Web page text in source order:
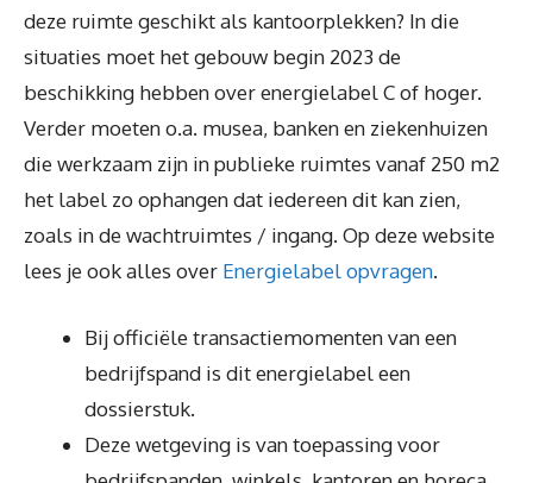
deze ruimte geschikt als kantoorplekken? In die
situaties moet het gebouw begin 2023 de
beschikking hebben over energielabel C of hoger.
Verder moeten o.a. musea, banken en ziekenhuizen
die werkzaam zijn in publieke ruimtes vanaf 250 m2
het label zo ophangen dat iedereen dit kan zien,
zoals in de wachtruimtes / ingang. Op deze website
lees je ook alles over Energielabel opvragen.
Bij officiële transactiemomenten van een
bedrijfspand is dit energielabel een
dossierstuk.
Deze wetgeving is van toepassing voor